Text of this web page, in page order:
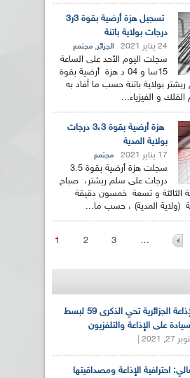
تسجيل هزة أرضية بقوة 3ر3
درجات بولاية باتنة
24 يناير 2021 الجزائر, مجتمع
سجلت اليوم الأحد على الساعة
15سا و 04 د هزة أرضية بقوة
ريشتر بولاية باتنة حسب ما أفاد به
و الفيزياء...
هزة أرضية بقوة 3،3 درجات
بولاية المدية
17 يناير 2021 مجتمع
سجلت هزة أرضية بقوة 3.5
درجات على سلم ريشتر، صباح
الثالثة و تسعة خمسون دقيقة
1 2 3 …
الإذاعة الجزائرية تحي الذكرى 59 لبسط
على الإذاعة والتلفزيون
27, 2021 |
احترافية الإذاعة ومصداقيتها